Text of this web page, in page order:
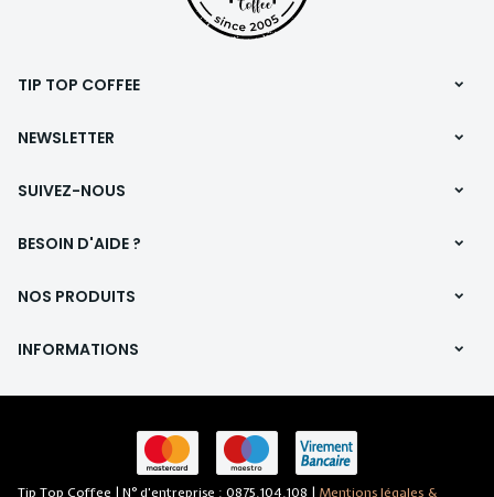
NEWSLETTER
SUIVEZ-NOUS
TIP TOP COFFEE
BESOIN D'AIDE ?
NOS PRODUITS
INFORMATIONS
Tip Top Coffee | N° d'entreprise : 0875.104.108 | Mentions légales &